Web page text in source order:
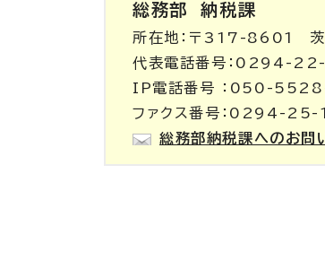
総務部納税課
所在地：〒317-8601 茨
代表電話番号：0294-22-
IP電話番号 ：050-
ファクス番号：0294-
総務部納税課へのお問